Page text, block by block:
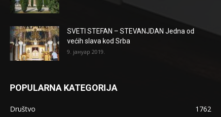
SVETI STEFAN – STEVANJDAN Jedna od
većih slava kod Srba
9. јануар 2019.
POPULARNA KATEGORIJA
Društvo
1762